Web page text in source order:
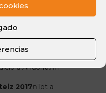
València i Granca
tenim a dos
i Juan Carlos
al campus
banda, al València
Vives,
a Andorra.nn
2017nTot a